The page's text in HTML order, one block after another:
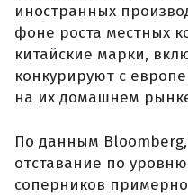
иностранных
фоне роста местных
китайские марки,
конкурируют с
на их домашнем
По данным
отставание по
соперников